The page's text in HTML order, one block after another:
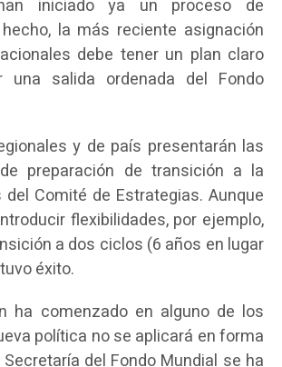
iniciado ya un proceso de
la más reciente asignación
debe tener un plan claro
una salida ordenada del Fondo
y de país presentarán las
preparación de transición a la
Comité de Estrategias. Aunque
flexibilidades, por ejemplo,
a dos ciclos (6 años en lugar
éxito.
ha comenzado en alguno de los
política no se aplicará en forma
del Fondo Mundial se ha